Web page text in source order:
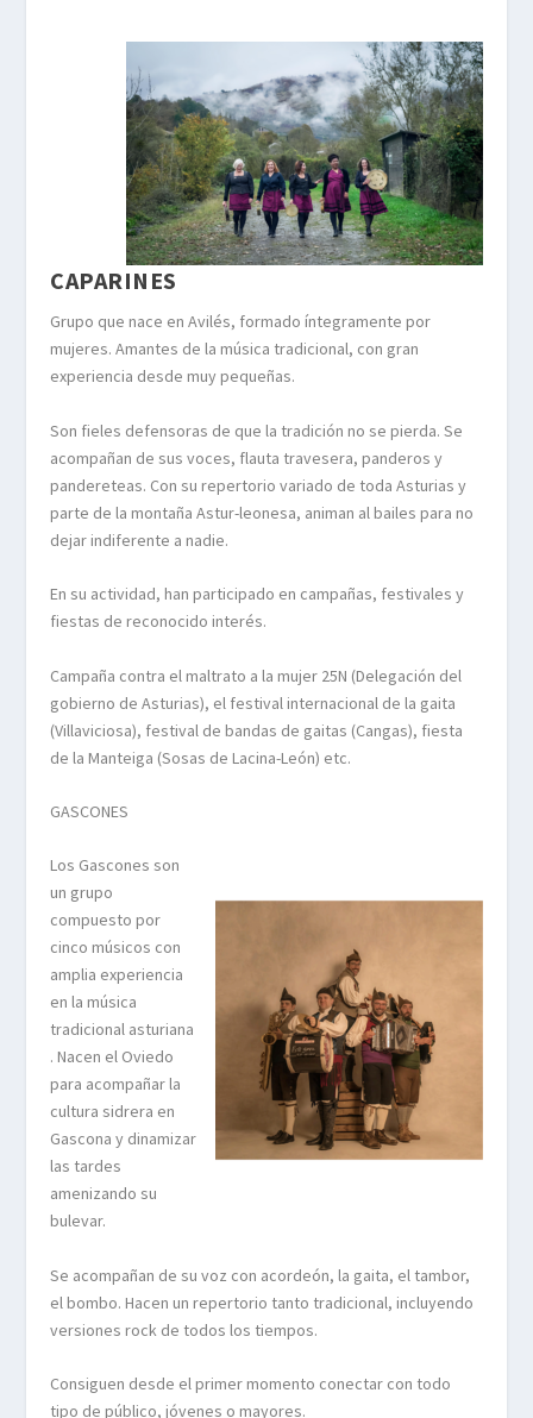
CAPARINES
Grupo que nace en Avilés, formado íntegramente por
mujeres. Amantes de la música tradicional, con gran
experiencia desde muy pequeñas.
Son fieles defensoras de que la tradición no se pierda. Se
acompañan de sus voces, flauta travesera, panderos y
pandereteas. Con su repertorio variado de toda Asturias y
parte de la montaña Astur-leonesa, animan al bailes para no
dejar indiferente a nadie.
En su actividad, han participado en campañas, festivales y
fiestas de reconocido interés.
Campaña contra el maltrato a la mujer 25N (Delegación del
gobierno de Asturias), el festival internacional de la gaita
(Villaviciosa), festival de bandas de gaitas (Cangas), fiesta
de la Manteiga (Sosas de Lacina-León) etc.
GASCONES
Los Gascones son
un grupo
compuesto por
cinco músicos con
amplia experiencia
en la música
tradicional asturiana
. Nacen el Oviedo
para acompañar la
cultura sidrera en
Gascona y dinamizar
las tardes
amenizando su
bulevar.
Se acompañan de su voz con acordeón, la gaita, el tambor,
el bombo. Hacen un repertorio tanto tradicional, incluyendo
versiones rock de todos los tiempos.
Consiguen desde el primer momento conectar con todo
tipo de público, jóvenes o mayores.